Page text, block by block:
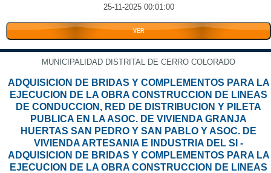
25-11-2025 00:01:00
VER
MUNICIPALIDAD DISTRITAL DE CERRO COLORADO
ADQUISICION DE BRIDAS Y COMPLEMENTOS PARA LA
EJECUCION DE LA OBRA CONSTRUCCION DE LINEAS
DE CONDUCCION, RED DE DISTRIBUCION Y PILETA
PUBLICA EN LA ASOC. DE VIVIENDA GRANJA
HUERTAS SAN PEDRO Y SAN PABLO Y ASOC. DE
VIVIENDA ARTESANIA E INDUSTRIA DEL SI -
ADQUISICION DE BRIDAS Y COMPLEMENTOS PARA LA
EJECUCION DE LA OBRA CONSTRUCCION DE LINEAS